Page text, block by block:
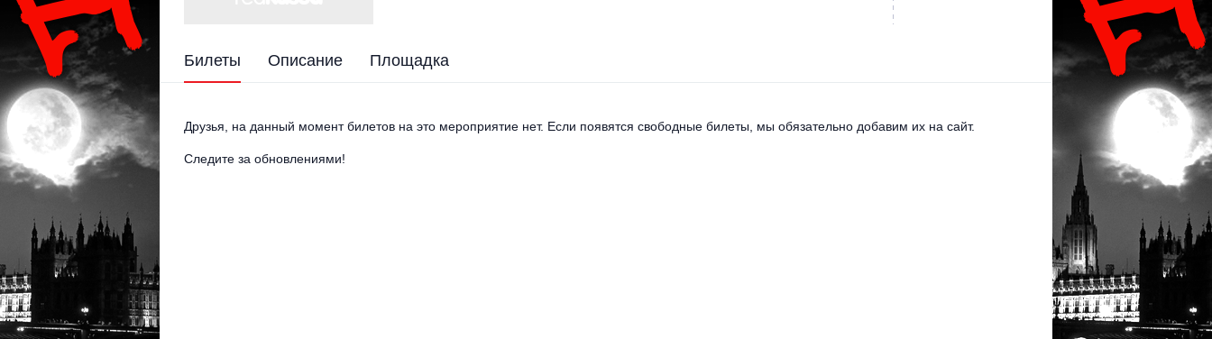
Билеты Описание Площадка
Друзья, на данный момент билетов на это мероприятие нет. Если появятся свободные билеты, мы обязательно добавим их на сайт.
Следите за обновлениями!